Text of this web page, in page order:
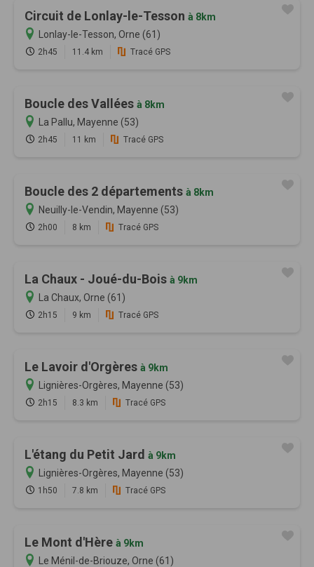
Circuit de Lonlay-le-Tesson à 8km
Lonlay-le-Tesson, Orne (61)
2h45 11.4 km Tracé GPS
Boucle des Vallées à 8km
La Pallu, Mayenne (53)
2h45 11 km Tracé GPS
Boucle des 2 départements à 8km
Neuilly-le-Vendin, Mayenne (53)
2h00 8 km Tracé GPS
La Chaux - Joué-du-Bois à 9km
La Chaux, Orne (61)
2h15 9 km Tracé GPS
Le Lavoir d'Orgères à 9km
Lignières-Orgères, Mayenne (53)
2h15 8.3 km Tracé GPS
L'étang du Petit Jard à 9km
Lignières-Orgères, Mayenne (53)
1h50 7.8 km Tracé GPS
Le Mont d'Hère à 9km
Le Ménil-de-Briouze, Orne (61)